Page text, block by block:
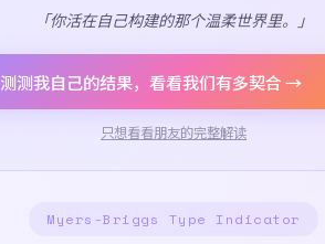
「你活在自己构建的那个温柔世界里。」
测测我自己的结果，看看我们有多契合 →
只想看看朋友的完整解读
Myers-Briggs Type Indicator